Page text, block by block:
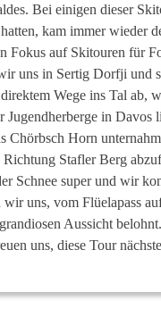
Bei einigen dieser
kam immer wieder
Fokus auf Skitouren für
uns in Sertig Dorfji und
Wege ins Tal ab,
in Davos
Chörbsch Horn
Stafler Berg
Schnee super und wir
uns, vom Flüelapass
Aussicht
uns, diese Tour